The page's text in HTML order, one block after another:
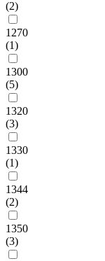
(2)
1270
(1)
1300
(5)
1320
(3)
1330
(1)
1344
(2)
1350
(3)